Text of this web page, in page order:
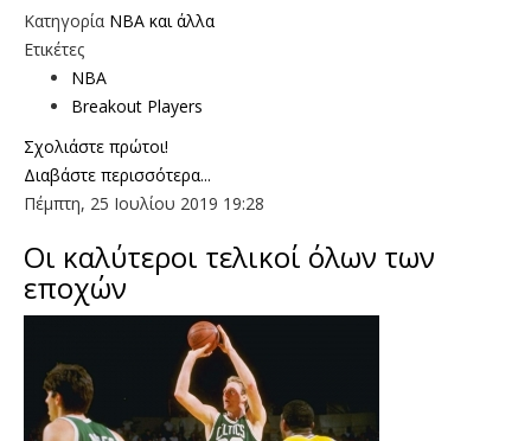
Κατηγορία NBA και άλλα
Ετικέτες
NBA
Breakout Players
Σχολιάστε πρώτοι!
Διαβάστε περισσότερα...
Πέμπτη, 25 Ιουλίου 2019 19:28
Οι καλύτεροι τελικοί όλων των
εποχών